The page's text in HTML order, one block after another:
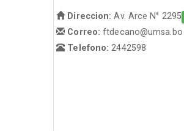
Direccion: Av. Arce N° 2295
Correo:ftdecano@umsa.bo
Telefono:2442598